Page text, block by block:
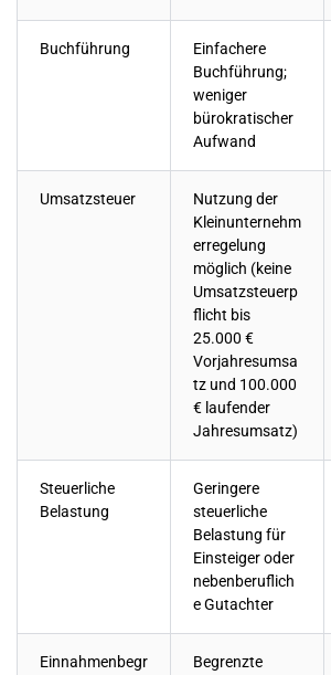
Buchführung
Einfachere
Buchführung;
weniger
bürokratischer
Aufwand
Umsatzsteuer
Nutzung der
Kleinunternehm
erregelung
möglich (keine
Umsatzsteuerp
flicht bis
25.000 €
Vorjahresumsa
tz und 100.000
€ laufender
Jahresumsatz)
Steuerliche
Belastung
Geringere
steuerliche
Belastung für
Einsteiger oder
nebenberuflich
e Gutachter
Einnahmenbegr
Begrenzte